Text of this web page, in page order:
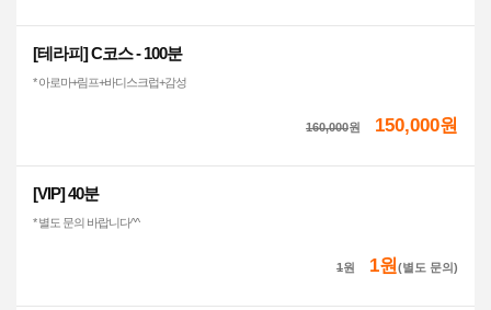
[테라피] C코스 - 100분
* 아로마+림프+바디스크럽+감성
160,000원 150,000원
[VIP] 40분
* 별도 문의 바랍니다^^
1원 1원 (별도 문의)